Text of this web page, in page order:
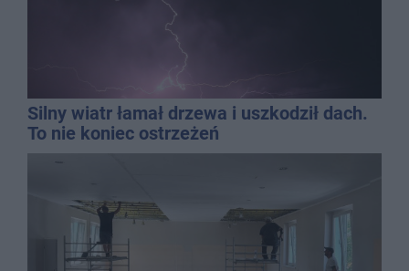
Silny wiatr łamał drzewa i uszkodził dach.
To nie koniec ostrzeżeń